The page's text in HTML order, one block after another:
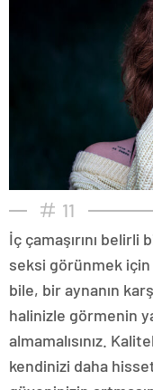
11
İç çamaşırını
seksi görünmek için
bile, bir aynanın
halinizle görmenin
almamalısınız.
kendinizi daha